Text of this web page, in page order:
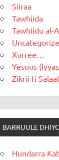
Siiraa
Tawhiida
Tawhiidu al-
Xurree…
Yesuus
Zikrii fi
BARRUULE
Hundarra